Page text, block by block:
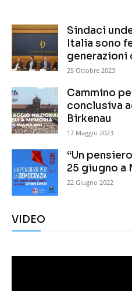
Sindaci
Italia sono
generazioni
25 Ottobre 2023
Cammino
conclusiva
Birkenau
17 Maggio 2023
“Un
25 giugno a
22 Giugno 2022
VIDEO